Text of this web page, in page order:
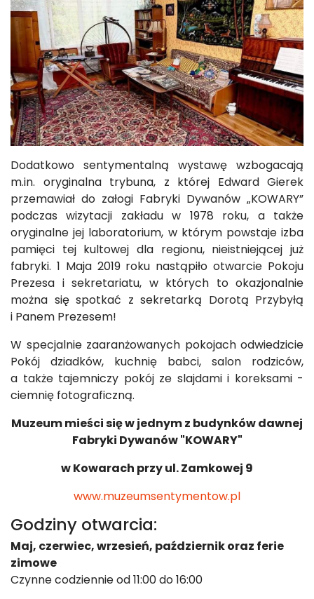
Dodatkowo sentymentalną wystawę wzbogacają
m.in. oryginalna trybuna, z której Edward Gierek
przemawiał do załogi Fabryki Dywanów „KOWARY”
podczas wizytacji zakładu w 1978 roku, a także
oryginalne jej laboratorium, w którym powstaje izba
pamięci tej kultowej dla regionu, nieistniejącej już
fabryki. 1 Maja 2019 roku nastąpiło otwarcie Pokoju
Prezesa i sekretariatu, w których to okazjonalnie
można się spotkać z sekretarką Dorotą Przybyłą
i Panem Prezesem!
W specjalnie zaaranżowanych pokojach odwiedzicie
Pokój dziadków, kuchnię babci, salon rodziców,
a także tajemniczy pokój ze slajdami i koreksami -
ciemnię fotograficzną.
Muzeum mieści się w jednym z budynków dawnej
Fabryki Dywanów "KOWARY"
w Kowarach przy ul. Zamkowej 9
www.muzeumsentymentow.pl
Godziny otwarcia:
Maj, czerwiec, wrzesień, październik oraz ferie
zimowe
Czynne codziennie od 11:00 do 16:00